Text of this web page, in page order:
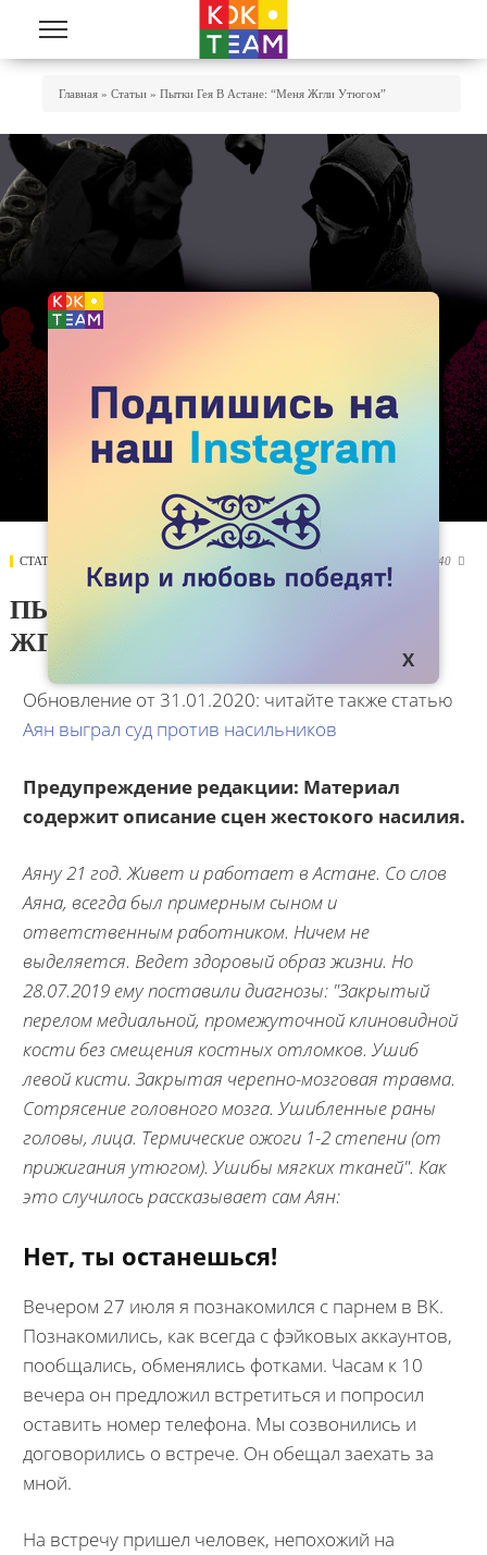
Перейти к основному содержанию
Главная » Статьи » Пытки Гея В Астане: “Меня Жгли Утюгом”
СТАТЬИ 59640 
ПЫТКИ ГЕЯ В АСТАНЕ: “МЕНЯ
ЖГЛИ УТЮГОМ”
Обновление от 31.01.2020: читайте также статью
Аян выграл суд против насильников
Предупреждение редакции: Материал
содержит описание сцен жестокого насилия.
Аяну 21 год. Живет и работает в Астане. Со слов
Аяна, всегда был примерным сыном и
ответственным работником. Ничем не
выделяется. Ведет здоровый образ жизни. Но
28.07.2019 ему поставили диагнозы: "Закрытый
перелом медиальной, промежуточной клиновидной
кости без смещения костных отломков. Ушиб
левой кисти. Закрытая черепно-мозговая травма.
Сотрясение головного мозга. Ушибленные раны
головы, лица. Термические ожоги 1-2 степени (от
прижигания утюгом). Ушибы мягких тканей". Как
это случилось рассказывает сам Аян:
Нет, ты останешься!
Вечером 27 июля я познакомился с парнем в ВК.
Познакомились, как всегда с фэйковых аккаунтов,
пообщались, обменялись фотками. Часам к 10
вечера он предложил встретиться и попросил
оставить номер телефона. Мы созвонились и
договорились о встрече. Он обещал заехать за
мной.
На встречу пришел человек, непохожий на